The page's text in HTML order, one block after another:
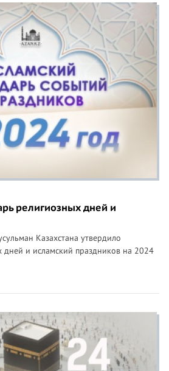
религиозных дней и
Казахстана утвердило
дней и исламский праздников на 2024